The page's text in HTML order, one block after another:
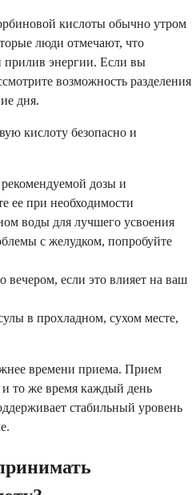
кислоты обычно утром
люди отмечают, что
энергии. Если вы
возможность разделения
дня.
кислоту безопасно и
дозы и
ее при необходимости
воды для лучшего усвоения
с желудком, попробуйте
вечером, если это влияет на ваш
в прохладном, сухом месте,
времени приема. Прием
то же время каждый день
стабильный уровень